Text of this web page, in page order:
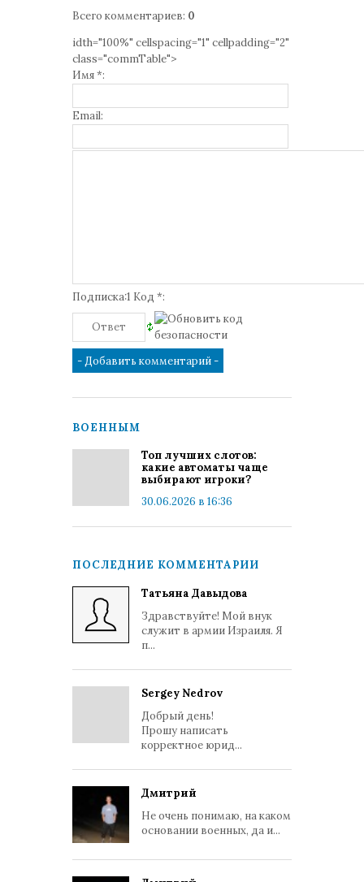
Всего комментариев: 0
idth="100%" cellspacing="1" cellpadding="2"
class="commTable">
Имя *:
Email:
Подписка:1 Код *:
ВОЕННЫМ
Топ лучших слотов:
какие автоматы чаще
выбирают игроки?
30.06.2026 в 16:36
ПОСЛЕДНИЕ КОММЕНТАРИИ
Татьяна Давыдова
Здравствуйте! Мой внук
служит в армии Израиля. Я
п...
Sergey Nedrov
Добрый день!
Прошу написать
корректное юрид...
Дмитрий
Не очень понимаю, на каком
основании военных, да и...